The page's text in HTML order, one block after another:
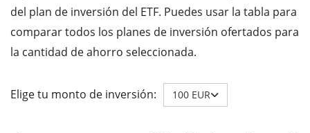
del plan de inversión del ETF. Puedes usar la tabla para
comparar todos los planes de inversión ofertados para
la cantidad de ahorro seleccionada.
Elige tu monto de inversión: 100 EUR